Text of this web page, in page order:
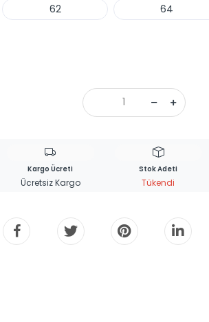
62 64
Kargo Ücreti
Ücretsiz Kargo
Stok Adeti
Tükendi